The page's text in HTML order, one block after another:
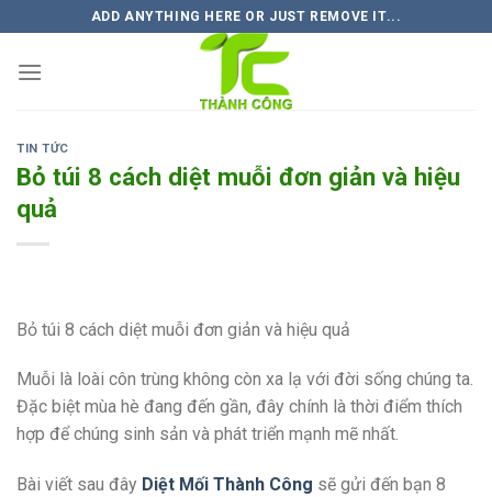
to
content
ADD ANYTHING HERE OR JUST REMOVE IT...
TIN TỨC
Bỏ túi 8 cách diệt muỗi đơn giản và hiệu
quả
Bỏ túi 8 cách diệt muỗi đơn giản và hiệu quả
Muỗi là loài côn trùng không còn xa lạ với đời sống chúng ta.
Đặc biệt mùa hè đang đến gần, đây chính là thời điểm thích
hợp để chúng sinh sản và phát triển mạnh mẽ nhất.
Bài viết sau đây Diệt Mối Thành Công sẽ gửi đến bạn 8